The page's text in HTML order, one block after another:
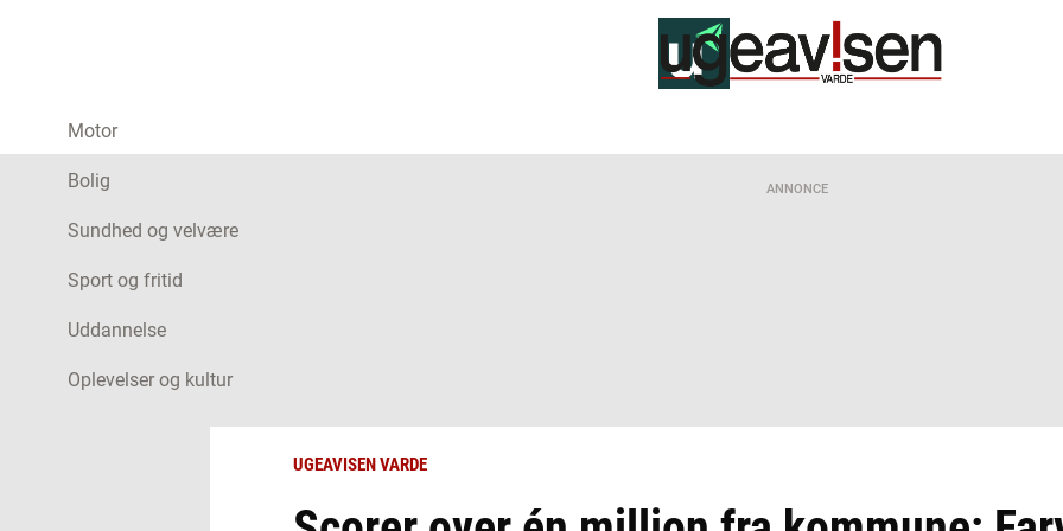
Motor
Bolig
Sundhed og velvære
Sport og fritid
Uddannelse
Oplevelser og kultur
ANNONCE
UGEAVISEN VARDE